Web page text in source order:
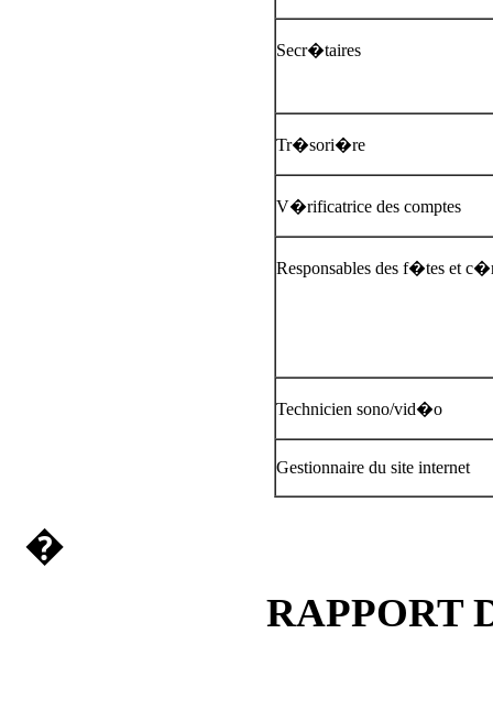
Secr�taires
Tr�sori�re
V�rificatrice des comptes
Responsables des f�tes et
Technicien sono/vid�o
Gestionnaire du site internet
�
RAPPORT